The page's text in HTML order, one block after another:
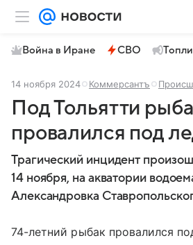
Война в Иране СВО
14 ноября 2024 Коммерсантъ
Под Тольятти
провалился под
Трагический инцидент
14 ноября, на акватории
Александровка
74-летний рыбак провалился